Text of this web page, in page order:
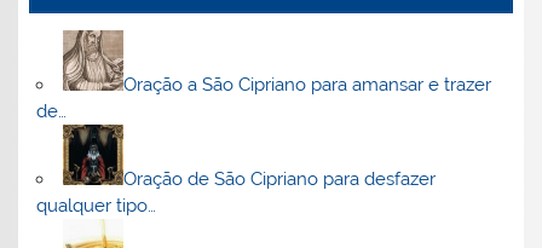
Oração a São Cipriano para amansar e trazer
de…
Oração de São Cipriano para desfazer
qualquer tipo…